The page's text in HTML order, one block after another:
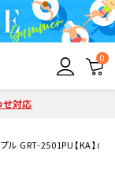
0
対応
ル GRT-2501PU【KA】の